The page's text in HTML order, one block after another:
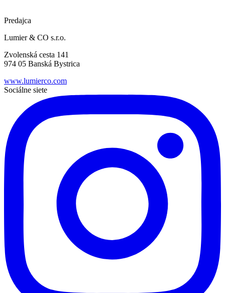
Predajca
Lumier & CO s.r.o.
Zvolenská cesta 141
974 05 Banská Bystrica
www.lumierco.com
Sociálne siete